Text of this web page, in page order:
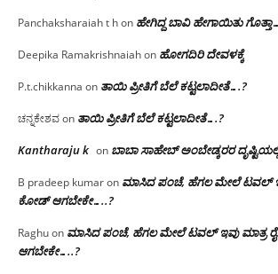
Panchaksharaiah t hon ಹೇಗಿದ್ದ ಬಾವಿ ಹೇಗಾಯಿತು
Deepika Ramakrishnaiahon ಹೋಗದಿರಿ ದೇವಳಕ್ಕೆ
P.t.chikkanna on ತಾಯಿ ಪ್ರೀತಿಗೆ ಬೆಲೆ ಕಟ್ಟಲಾದೀತೆ….?
ಚನ್ನಕೇಶವon ತಾಯಿ ಪ್ರೀತಿಗೆ ಬೆಲೆ ಕಟ್ಟಲಾದೀತೆ….?
Kantharaju k on ಬಾಬಾ ಸಾಹೇಬ್ ಅಂಬೇಡ್ಕರರ
B pradeep kumaron ಮಾಸಿದ ಪಂಚೆ, ಹೆಗಲ ಮೇಲೆ ಟವಲ್‌
ಕೋಡ್ ಆಗಬೇಕೇ…..?‌
Raghuon ಮಾಸಿದ ಪಂಚೆ, ಹೆಗಲ ಮೇಲೆ ಟವಲ್‌ ಇವು ಮಾತ್ರ
ಆಗಬೇಕೇ…..?‌